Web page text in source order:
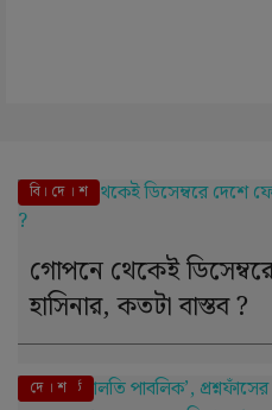
বি। দে । শ
গোপনে থেকেই
হাসিনার, কতটা বাস্তব ?
এই মুহূর্তে
দে । শ